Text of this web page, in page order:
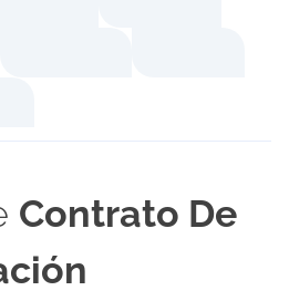
Contrato De